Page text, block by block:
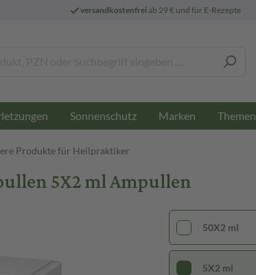
versandkostenfreiab 29 € und für E-Rezepte
Sonnenschutz Marken
Produkte für Heilpraktiker
5X2 ml Ampullen
50X2 ml
5X2 ml